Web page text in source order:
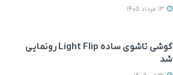
گوشی تاشوی ساده Light Flip رونمایی
شد